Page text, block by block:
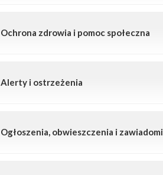
Ochrona zdrowia i pomoc społeczna
Alerty i ostrzeżenia
Ogłoszenia, obwieszczenia i